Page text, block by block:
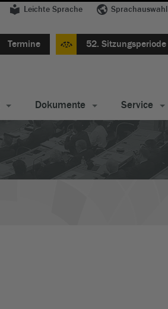
Leichte Sprache Sprachauswahl
Termine 52. Sitzungsperiode
Dokumente Service